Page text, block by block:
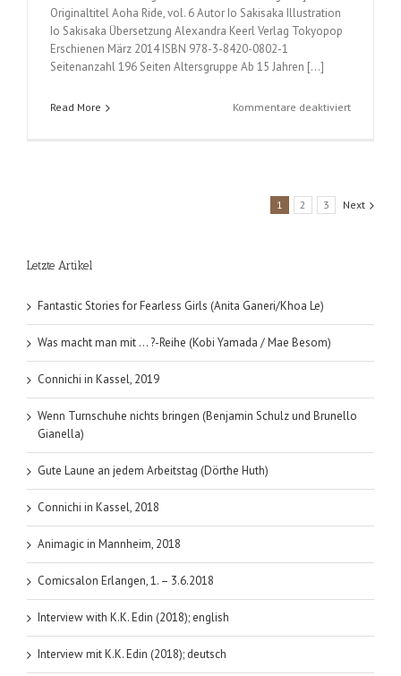
Originaltitel Aoha Ride, vol. 6 Autor Io Sakisaka Illustration
Io Sakisaka Übersetzung Alexandra Keerl Verlag Tokyopop
Erschienen März 2014 ISBN 978-3-8420-0802-1
Seitenanzahl 196 Seiten Altersgruppe Ab 15 Jahren […]
Read More Kommentare deaktiviertfür
Band
1 2 3 Next
Letzte Artikel
Fantastic Stories for Fearless Girls (Anita Ganeri/Khoa Le)
Was macht man mit … ?-Reihe (Kobi Yamada / Mae Besom)
Connichi in Kassel, 2019
Wenn Turnschuhe nichts bringen (Benjamin Schulz und Brunello
Gianella)
Gute Laune an jedem Arbeitstag (Dörthe Huth)
Connichi in Kassel, 2018
Animagic in Mannheim, 2018
Comicsalon Erlangen, 1. – 3.6.2018
Interview with K.K. Edin (2018); english
Interview mit K.K. Edin (2018); deutsch